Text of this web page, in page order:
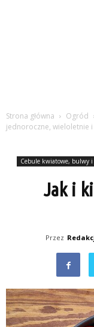
Strona główna Ogród
jednoroczne, wieloletnie
Cebule kwiatowe, bulwy
Jak i
Przez